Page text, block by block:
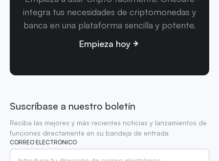
integra tus necesidades de criptomonedas y
banca en una plataforma sencilla y potente.
Empieza hoy
Suscríbase a nuestro boletín
Reciba las mejores y más recientes noticias y lanzamientos de
funciones directamente en su bandeja de entrada
CORREO ELECTRÓNICO